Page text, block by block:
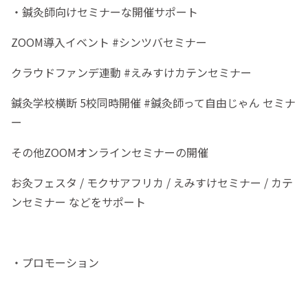
・鍼灸師向けセミナーな開催サポート
ZOOM導入イベント #シンツバセミナー
クラウドファンデ連動 #えみすけカテンセミナー
鍼灸学校横断 5校同時開催 #鍼灸師って自由じゃん セミナ
ー
その他ZOOMオンラインセミナーの開催
お灸フェスタ / モクサアフリカ / えみすけセミナー / カテ
ンセミナー などをサポート
・プロモーション